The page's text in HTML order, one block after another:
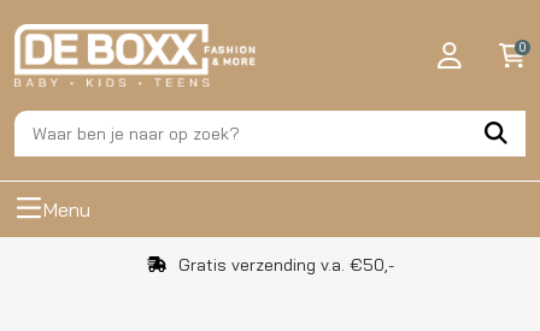
0
Menu
Gratis verzending v.a. €50,-